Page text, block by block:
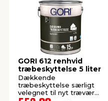
GORI 612 renhvid
træbeskyttelse 5 liter
Dækkende
træbeskyttelse særligt
velegnet til nyt træværk.